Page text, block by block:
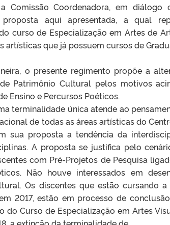
Comissão Coordenadora, em
aqui apresentada, a qual
curso de Especialização em Artes de
artísticas que já possuem cursos de
o presente regimento propõe a
Patrimônio Cultural pelos motivos
Ensino e Percursos Poéticos.
terminalidade única atende ao
de todas as áreas artísticas do
sua proposta a tendência da
A proposta se justifica pelo
com Pré-Projetos de Pesquisa
Não houve interessados em
Os discentes que estão cursando
2017, estão em processo de
do Curso de Especialização em Artes